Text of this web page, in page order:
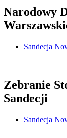
Narodowy
Sandecja
Zebranie
Sandecji
Sandecja